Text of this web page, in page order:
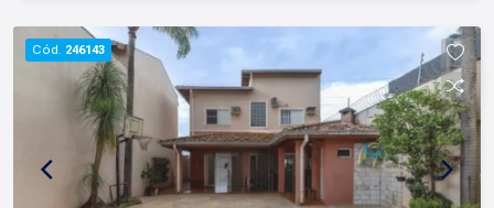
garagem; Para mais informações e agendar
visita, entre em contato. Lago é
RELACIONAMENTO! Desde 1987 esta é a nossa
missão, nosso propósito e o verdadeiro sentido
de tudo que fazemos. Todos os dias
construímos laços fortes e indeléveis com
nossos proprietários e clientes. Somos uma
Cód. 246143